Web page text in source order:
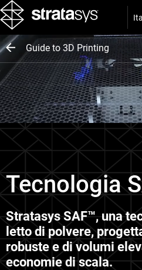
Guide to 3D Printing
Tecnologia
Stratasys SAF™, una
letto di polvere,
robuste e di volumi
economie di scala.